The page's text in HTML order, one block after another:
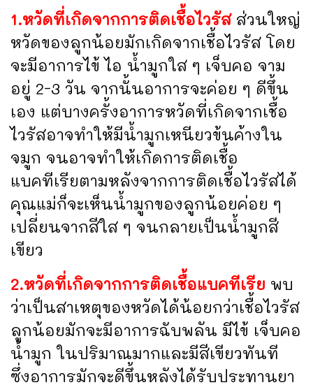
1.หวัดที่เกิดจากการติดเชื้อไวรัสส่วนใหญ่
หวัดของลูกน้อยมักเกิดจากเชื้อไวรัส โดย
จะมีอาการไข้ ไอ น้ำมูกใส ๆ เจ็บคอ จาม
อยู่ 2-3 วัน จากนั้นอาการจะค่อย ๆ ดีขึ้น
เอง แต่บางครั้งอาการหวัดที่เกิดจากเชื้อ
ไวรัสอาจทำให้มีน้ำมูกเหนียวข้นค้างใน
จมูก จนอาจทำให้เกิดการติดเชื้อ
แบคทีเรียตามหลังจากการติดเชื้อไวรัสได้
คุณแม่ก็จะเห็นน้ำมูกของลูกน้อยค่อย ๆ
เปลี่ยนจากสีใส ๆ จนกลายเป็นน้ำมูกสี
เขียว
2.หวัดที่เกิดจากการติดเชื้อแบคทีเรีย พบ
ว่าเป็นสาเหตุของหวัดได้น้อยกว่าเชื้อไวรัส
ลูกน้อยมักจะมีอาการฉับพลัน มีไข้ เจ็บคอ
น้ำมูก ในปริมาณมากและมีสีเขียวทันที
ซึ่งอาการมักจะดีขึ้นหลังได้รับประทานยา